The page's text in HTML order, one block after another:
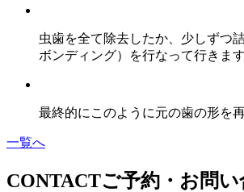
虫歯を全て除去したか、少しずつ
ボンディング）を行なって行きます
最終的にこのように元の歯の形を
一覧へ
CONTACTご予約・お問